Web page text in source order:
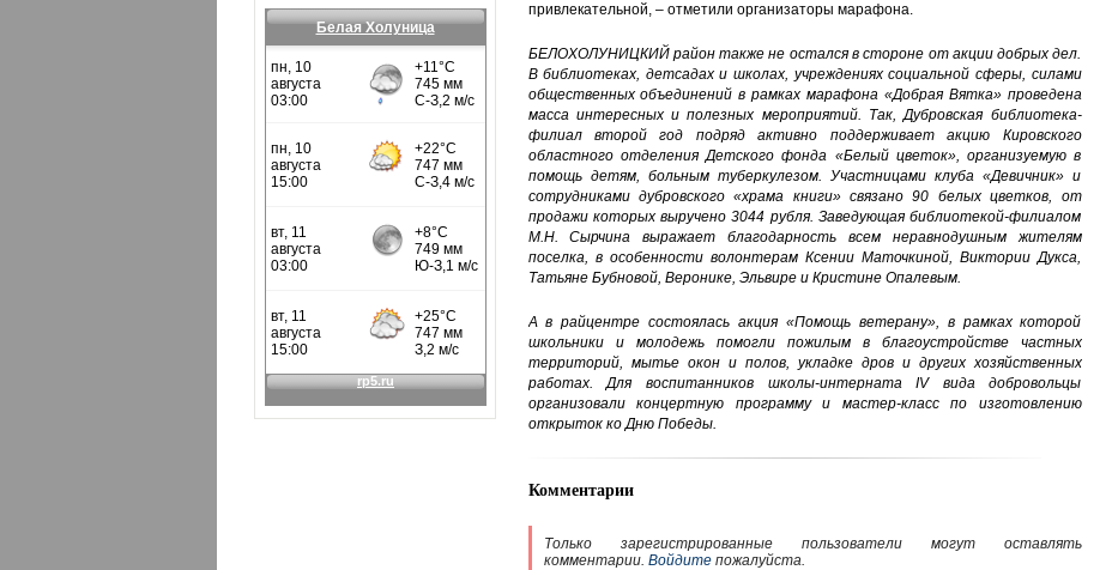
Белая Холуница
привлекательной, – отметили организаторы марафона.
БЕЛОХОЛУНИЦКИЙ район также не остался в стороне от акции добрых дел.
В библиотеках, детсадах и школах, учреждениях социальной сферы, силами
общественных объединений в рамках марафона «Добрая Вятка» проведена
масса интересных и полезных мероприятий. Так, Дубровская библиотека-
филиал второй год подряд активно поддерживает акцию Кировского
областного отделения Детского фонда «Белый цветок», организуемую в
помощь детям, больным туберкулезом. Участницами клуба «Девичник» и
сотрудниками дубровского «храма книги» связано 90 белых цветков, от
продажи которых выручено 3044 рубля. Заведующая библиотекой-филиалом
М.Н. Сырчина выражает благодарность всем неравнодушным жителям
поселка, в особенности волонтерам Ксении Маточкиной, Виктории Дукса,
Татьяне Бубновой, Веронике, Эльвире и Кристине Опалевым.
А в райцентре состоялась акция «Помощь ветерану», в рамках которой
школьники и молодежь помогли пожилым в благоустройстве частных
территорий, мытье окон и полов, укладке дров и других хозяйственных
работах. Для воспитанников школы-интерната IV вида добровольцы
организовали концертную программу и мастер-класс по изготовлению
открыток ко Дню Победы.
Комментарии
Только зарегистрированные пользователи могут оставлять
комментарии. Войдитепожалуйста.